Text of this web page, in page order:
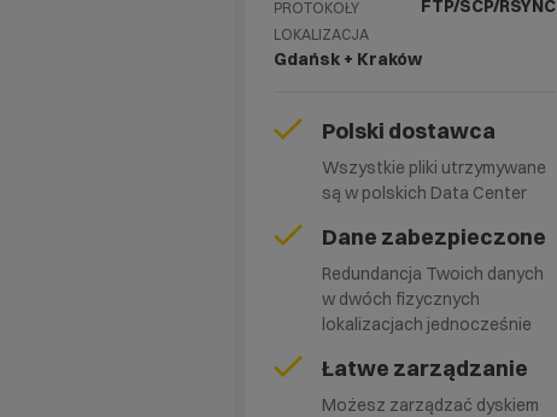
PROTOKOŁY FTP/SCP/RSYNC
LOKALIZACJA
Gdańsk + Kraków
Polski dostawca
Wszystkie pliki utrzymywane
są w polskich Data Center
Dane zabezpieczone
Redundancja Twoich danych
w dwóch fizycznych
lokalizacjach jednocześnie
Łatwe zarządzanie
Możesz zarządzać dyskiem